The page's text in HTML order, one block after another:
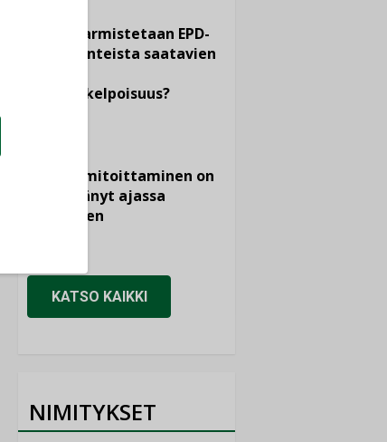
Miten varmistetaan EPD-
dokumenteista saatavien
vertailukelpoisuus?
viemärimitoittaminen on
jämähtänyt ajassa
paikalleen
KATSO KAIKKI
NIMITYKSET